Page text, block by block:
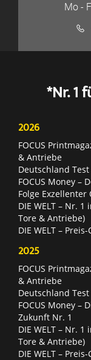
Mo -
*Nr. 1
2026
FOCUS
& Antriebe
Deutschland
FOCUS Money –
Folge Exzellenter
DIE WELT – Nr.
Tore & Antriebe)
DIE WELT –
2025
FOCUS
& Antriebe
Deutschland
FOCUS Money –
Zukunft Nr. 1
DIE WELT – Nr.
Tore & Antriebe)
DIE WELT –